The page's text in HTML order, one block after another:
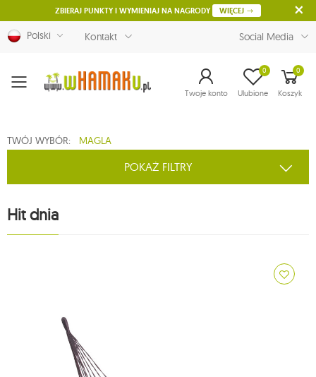
ZBIERAJ PUNKTY I WYMIENIAJ NA NAGRODY WIĘCEJ
Polski Kontakt Social Media
Menu Twoje konto Ulubione
0 0
Koszyk
TWÓJ WYBÓR: MAGLA
POKAŻ FILTRY
Hit dnia